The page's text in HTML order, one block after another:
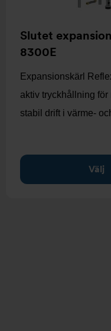
Slutet
8300E
Expansionskärl
aktiv tryckhållning för
stabil drift i värme-
Välj